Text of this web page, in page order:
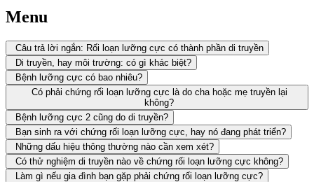
Menu
Câu trả lời ngắn: Rối loạn lưỡng cực có thành phần di truyền
Di truyền, hay môi trường: có gì khác biệt?
Bệnh lưỡng cực có bao nhiêu?
Có phải chứng rối loạn lưỡng cực là do cha hoặc mẹ truyền lại
không?
Bệnh lưỡng cực 2 cũng do di truyền?
Bạn sinh ra với chứng rối loạn lưỡng cực, hay nó đang phát triển?
Những dấu hiệu thông thường nào cần xem xét?
Có thử nghiệm di truyền nào về chứng rối loạn lưỡng cực không?
Làm gì nếu gia đình bạn gặp phải chứng rối loạn lưỡng cực?